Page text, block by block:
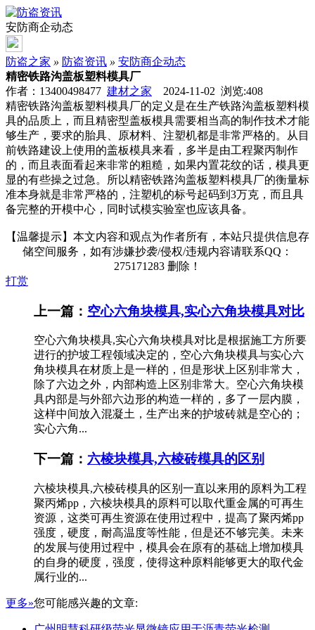
安防商企动态
防盗之家 » 防盗资讯 » 安防商企动态
精密铁路沟盖板塑料模具厂
作者：13400498477 建材之家 2024-11-02 浏览:408
精密铁路沟盖板塑料模具厂的定义是在生产铁路沟盖板塑料模
具的品质上，而且精密型盖板模具需要相当高的制作技术才能
够生产，要求的胎具、原材料、注塑机都是非常严格的。从目
前铁路建设上使用的盖板模具来看，多半是由工程聚丙制作
的，而且表面看起来非常的粗糙，如果内置花纹的话，模具更
显的有些操之过急。所以精密铁路沟盖板塑料模具厂的衡量标
准本身就是非常严格的，注塑机的标号起码到3万克，而且具
备完整的开模中心，同时试模实验室也应该具备。
【温馨提示】本文内容和观点为作者所有，本站只提供信息存
储空间服务，如有涉嫌抄袭/侵权/违规内容请联系QQ：
275171283 删除！
打赏
上一篇： 空心六角块模具,实心六角块模具对比
空心六角块模具,实心六角块模具对比是根据施工方所要
进行的护坡工程领域决定的，空心六角块模具与实心六
角块模具在材质上是一样的，但是形状上区别非常大，
除了六边之外，内部构造上区别非常大。空心六角块模
具内部是与外部六边形的构造一样的，多了一层内膜，
这样中间放入混凝土，生产出来的护坡砖就是空心的；
实心六角...
下一篇： 六棱块模具,六棱砖模具的区别
六棱块模具,六棱砖模具的区别一直以来用的原料为工程
聚丙烯pp，六棱块模具的原料可以取代重金属的可再生
资源，这类可再生资源在使用过程中，提高了聚丙烯pp
强度，硬度，耐高温度等性能，但是还不够完美。未来
的发展与使用过程中，模具会在原有的基础上增加模具
的自身的硬度，强度，使得这种原料能够更大的取代金
属行业的...
更多»您可能感兴趣的文章: